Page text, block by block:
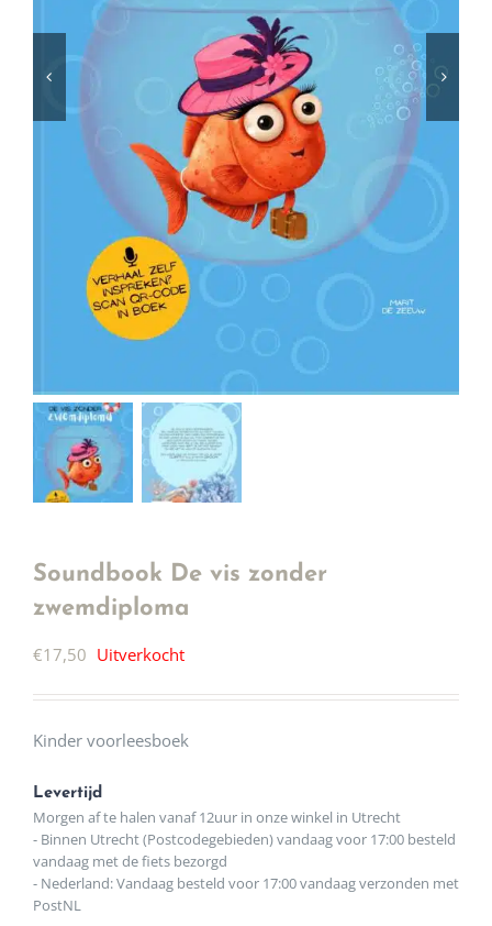
Soundbook De vis zonder
zwemdiploma
€17,50 Uitverkocht
Kinder voorleesboek
Levertijd
Morgen af te halen vanaf 12uur in onze winkel in Utrecht
- Binnen Utrecht (Postcodegebieden) vandaag voor 17:00 besteld
vandaag met de fiets bezorgd
- Nederland: Vandaag besteld voor 17:00 vandaag verzonden met
PostNL